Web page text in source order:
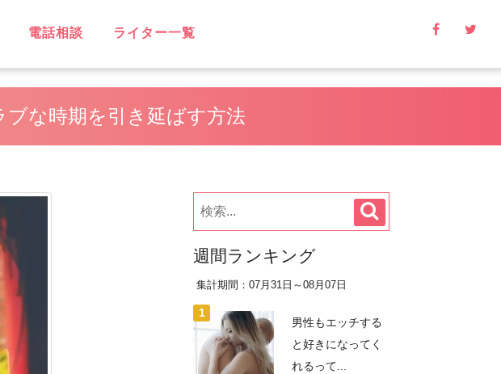
電話相談 ライター一覧
な時期を引き延ばす方法
週間ランキング
集計期間：07月31日～08月07日
男性もエッチする
と好きになってく
れるって...